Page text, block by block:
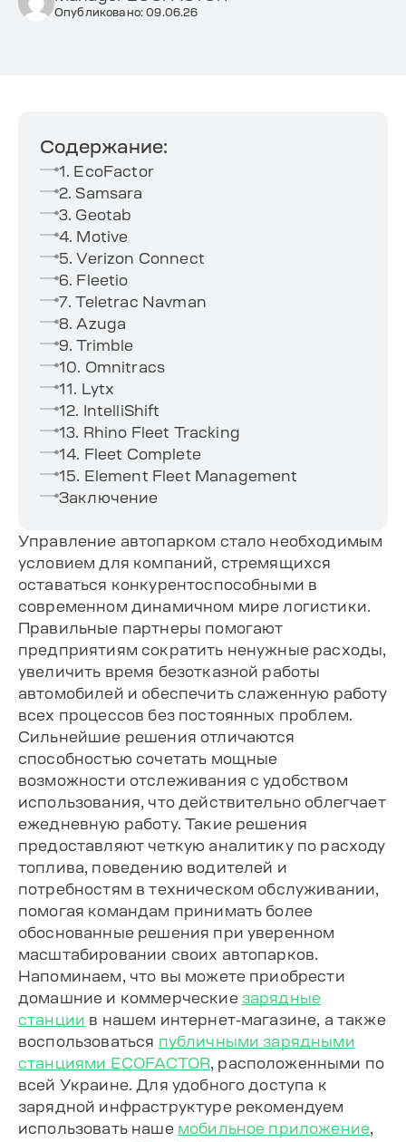
Опубликовано: 09.06.26
Содержание:
1. EcoFactor
2. Samsara
3. Geotab
4. Motive
5. Verizon Connect
6. Fleetio
7. Teletrac Navman
8. Azuga
9. Trimble
10. Omnitracs
11. Lytx
12. IntelliShift
13. Rhino Fleet Tracking
14. Fleet Complete
15. Element Fleet Management
Заключение
Управление автопарком стало необходимым
условием для компаний, стремящихся
оставаться конкурентоспособными в
современном динамичном мире логистики.
Правильные партнеры помогают
предприятиям сократить ненужные расходы,
увеличить время безотказной работы
автомобилей и обеспечить слаженную работу
всех процессов без постоянных проблем.
Сильнейшие решения отличаются
способностью сочетать мощные
возможности отслеживания с удобством
использования, что действительно облегчает
ежедневную работу. Такие решения
предоставляют четкую аналитику по расходу
топлива, поведению водителей и
потребностям в техническом обслуживании,
помогая командам принимать более
обоснованные решения при уверенном
масштабировании своих автопарков.
Напоминаем, что вы можете приобрести
домашние и коммерческие зарядные
станции в нашем интернет-магазине, а также
воспользоваться публичными зарядными
станциями ECOFACTOR , расположенными по
всей Украине. Для удобного доступа к
зарядной инфраструктуре рекомендуем
использовать наше мобильное приложение